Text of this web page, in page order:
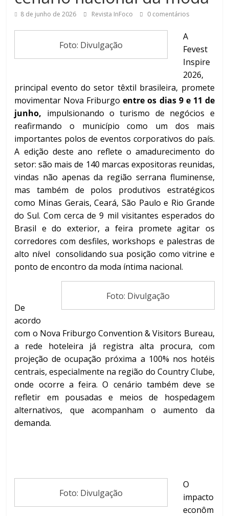
8 de junho de 2026 Revista InFoco 0 comentários
Foto: Divulgação
A
Fevest
Inspire
2026,
principal evento do setor têxtil brasileira, promete
movimentar Nova Friburgoentre os dias 9 e 11 de
junho, impulsionando o turismo de negócios e
reafirmando o município como um dos mais
importantes polos de eventos corporativos do país.
A edição deste ano reflete o amadurecimento do
setor: são mais de 140 marcas expositoras reunidas,
vindas não apenas da região serrana fluminense,
mas também de polos produtivos estratégicos
como Minas Gerais, Ceará, São Paulo e Rio Grande
do Sul. Com cerca de 9 mil visitantes esperados do
Brasil e do exterior, a feira promete agitar os
corredores com desfiles, workshops e palestras de
alto nível consolidando sua posição como vitrine e
ponto de encontro da moda íntima nacional.
Foto: Divulgação
De
acordo
com o Nova Friburgo Convention & Visitors Bureau,
a rede hoteleira já registra alta procura, com
projeção de ocupação próxima a 100% nos hotéis
centrais, especialmente na região do Country Clube,
onde ocorre a feira. O cenário também deve se
refletir em pousadas e meios de hospedagem
alternativos, que acompanham o aumento da
demanda.
Foto: Divulgação
O
impacto
econôm